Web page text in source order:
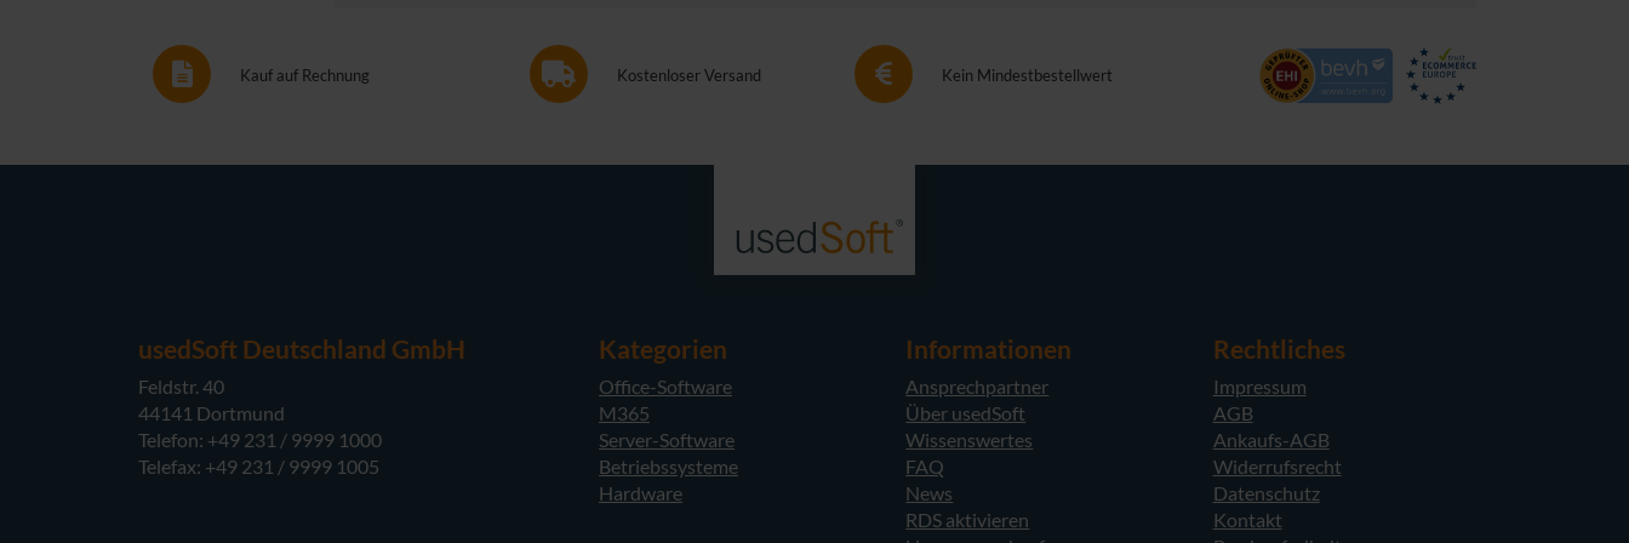
Kauf auf Rechnung Kostenloser Versand Kein Mindestbestellwert
usedSoft Deutschland GmbH
Feldstr. 40
44141 Dortmund
Telefon: +49 231 / 9999 1000
Telefax: +49 231 / 9999 1005
Kategorien
Office-Software
M365
Server-Software
Betriebssysteme
Hardware
Informationen
Ansprechpartner
Über usedSoft
Wissenswertes
FAQ
News
RDS aktivieren
Rechtliches
Impressum
AGB
Ankaufs-AGB
Widerrufsrecht
Datenschutz
Kontakt